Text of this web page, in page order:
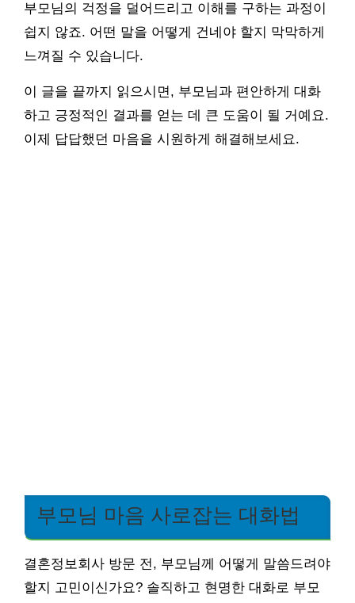
부모님의 걱정을 덜어드리고 이해를 구하는 과정이
쉽지 않죠. 어떤 말을 어떻게 건네야 할지 막막하게
느껴질 수 있습니다.
이 글을 끝까지 읽으시면, 부모님과 편안하게 대화
하고 긍정적인 결과를 얻는 데 큰 도움이 될 거예요.
이제 답답했던 마음을 시원하게 해결해보세요.
부모님 마음 사로잡는 대화법
결혼정보회사 방문 전, 부모님께 어떻게 말씀드려야
할지 고민이신가요? 솔직하고 현명한 대화로 부모